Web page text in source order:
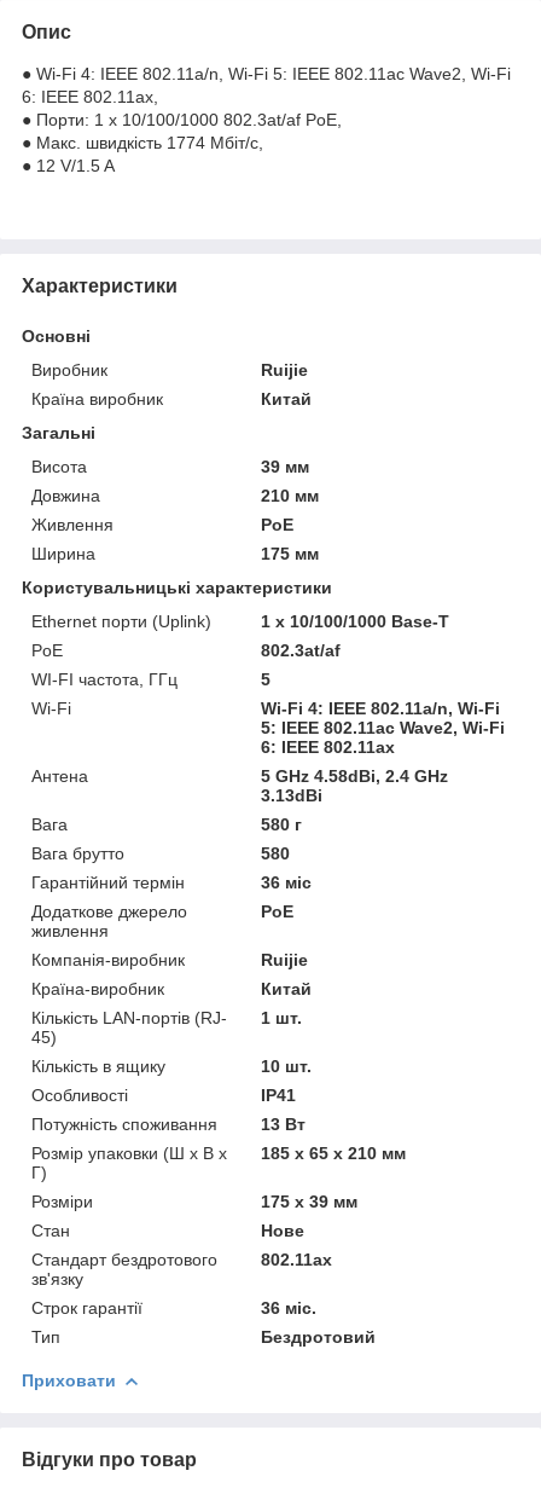
Опис
● Wi-Fi 4: IEEE 802.11a/n, Wi-Fi 5: IEEE 802.11ac Wave2, Wi-Fi
6: IEEE 802.11ax,
● Порти: 1 x 10/100/1000 802.3at/af PoE,
● Макс. швидкість 1774 Мбіт/с,
● 12 V/1.5 A
Характеристики
Основні
Виробник
Ruijie
Країна виробник
Китай
Загальні
Висота
39 мм
Довжина
210 мм
Живлення
PoE
Ширина
175 мм
Користувальницькі характеристики
Ethernet порти (Uplink)
1 x 10/100/1000 Base-T
PoE
802.3at/af
WI-FI частота, ГГц
5
Wi-Fi
Wi-Fi 4: IEEE 802.11a/n, Wi-Fi
5: IEEE 802.11ac Wave2, Wi-Fi
6: IEEE 802.11ax
Антена
5 GHz 4.58dBi, 2.4 GHz
3.13dBi
Вага
580 г
Вага брутто
580
Гарантійний термін
36 міс
Додаткове джерело
живлення
PoE
Компанія-виробник
Ruijie
Країна-виробник
Китай
Кількість LAN-портів (RJ-
45)
1 шт.
Кількість в ящику
10 шт.
Особливості
IP41
Потужність споживання
13 Вт
Розмір упаковки (Ш х В х
Г)
185 x 65 x 210 мм
Розміри
175 x 39 мм
Стан
Нове
Стандарт бездротового
зв'язку
802.11ax
Строк гарантії
36 міс.
Тип
Бездротовий
Приховати
Відгуки про товар